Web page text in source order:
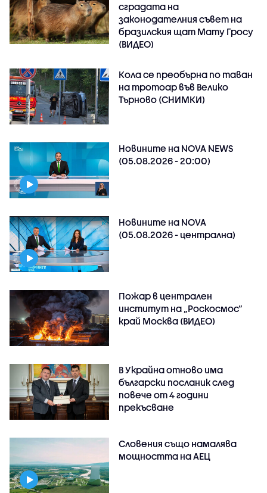
сградата на
законодателния съвет на
бразилския щат Мату Гросу
(ВИДЕО)
Кола се преобърна по таван
на тротоар във Велико
Търново (СНИМКИ)
Новините на NOVA NEWS
(05.08.2026 - 20:00)
Новините на NOVA
(05.08.2026 - централна)
Пожар в централен
институт на „Роскосмос“
край Москва (ВИДЕО)
В Украйна отново има
български посланик след
повече от 4 години
прекъсване
Словения също намалява
мощността на АЕЦ